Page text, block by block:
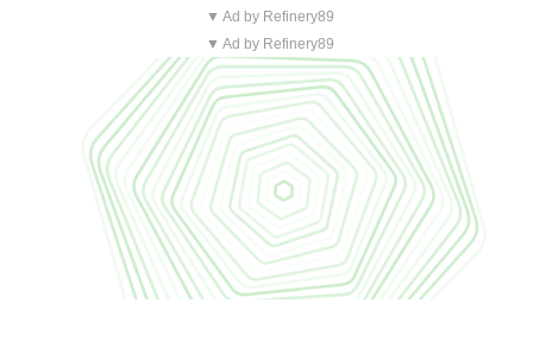
▼ Ad by Refinery89
▼ Ad by Refinery89